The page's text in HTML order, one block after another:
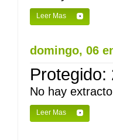
Leer Mas
domingo, 06
Protegido:
No hay
Leer Mas